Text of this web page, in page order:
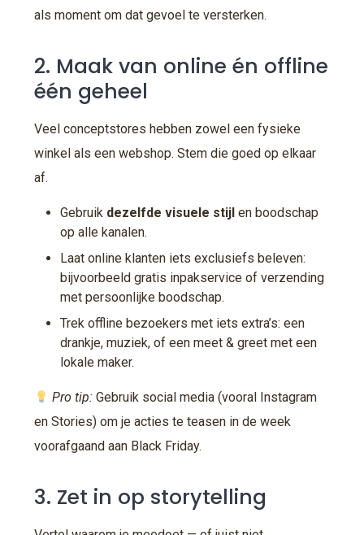
als moment om dat gevoel te versterken.
2. Maak van online én offline
één geheel
Veel conceptstores hebben zowel een fysieke
winkel als een webshop. Stem die goed op elkaar
af.
Gebruik dezelfde visuele stijl en boodschap
op alle kanalen.
Laat online klanten iets exclusiefs beleven:
bijvoorbeeld gratis inpakservice of verzending
met persoonlijke boodschap.
Trek offline bezoekers met iets extra’s: een
drankje, muziek, of een meet & greet met een
lokale maker.
Pro tip: Gebruik social media (vooral Instagram
en Stories) om je acties te teasen in de week
voorafgaand aan Black Friday.
3. Zet in op storytelling